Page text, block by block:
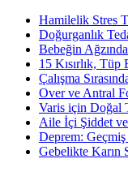
Hamilelik Stres
Doğurganlık
Bebeğin
15 Kısırlık,
Çalışma
Over ve Antral
Varis için Doğal
Aile İçi Şiddet
Deprem:
Gebelikte Karın